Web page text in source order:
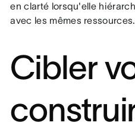
en clarté lorsqu'elle
avec les mêmes ressources.
Cibler